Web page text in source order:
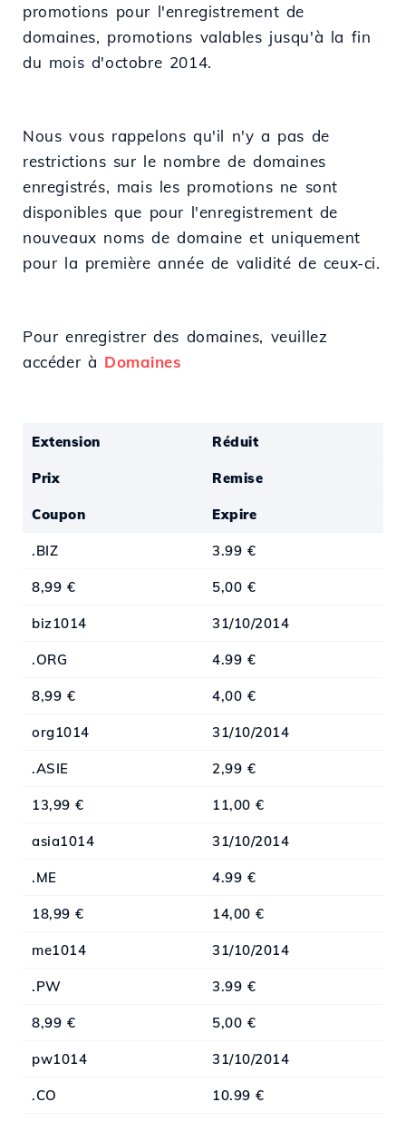
promotions pour l'enregistrement de
domaines, promotions valables jusqu'à la fin
du mois d'octobre 2014.
Nous vous rappelons qu'il n'y a pas de
restrictions sur le nombre de domaines
enregistrés, mais les promotions ne sont
disponibles que pour l'enregistrement de
nouveaux noms de domaine et uniquement
pour la première année de validité de ceux-ci.
Pour enregistrer des domaines, veuillez
accéder à Domaines
Extension Réduit
Prix Remise
Coupon Expire
.BIZ 3.99 €
8,99 € 5,00 €
biz1014 31/10/2014
.ORG 4.99 €
8,99 € 4,00 €
org1014 31/10/2014
.ASIE 2,99 €
13,99 € 11,00 €
asia1014 31/10/2014
.ME 4.99 €
18,99 € 14,00 €
me1014 31/10/2014
.PW 3.99 €
8,99 € 5,00 €
pw1014 31/10/2014
.CO 10.99 €